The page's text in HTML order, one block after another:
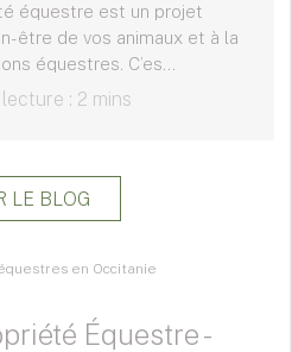
équestre est un projet
être de vos animaux et à la
équestres. C’es...
: 2 mins
LE BLOG
en Occitanie
Équestre -